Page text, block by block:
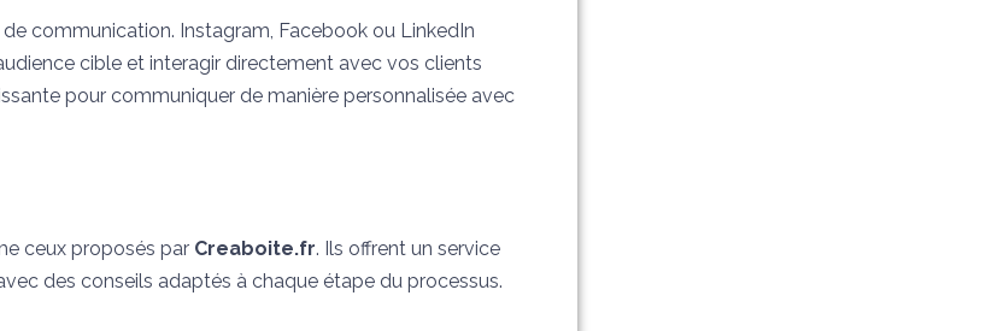
communication. Instagram, Facebook ou LinkedIn
cible et interagir directement avec vos clients
pour communiquer de manière personnalisée avec
ceux proposés par Creaboite.fr. Ils offrent un service
des conseils adaptés à chaque étape du processus.